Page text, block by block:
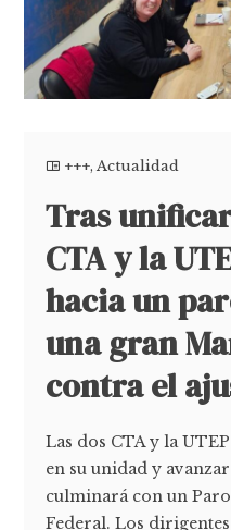
+++,Actualidad
Tras
CTA y la
hacia un
una gran
contra el
Las dos CTA y la
en su unidad y
culminará con un
Federal. Los